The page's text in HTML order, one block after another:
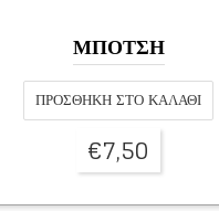
ΜΠΟΤΣΗ
ΠΡΟΣΘΉΚΗ ΣΤΟ ΚΑΛΆΘΙ
€7,50